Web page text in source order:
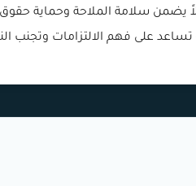
يضمن سلامة الملاحة وحماية
على فهم الالتزامات وتجنب